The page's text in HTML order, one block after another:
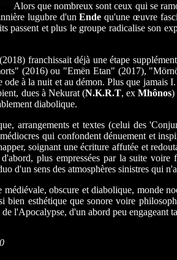
Alors que nombreux sont ceux qui se
lugubre d'unEndequ'une œuvre
passent et plus le groupe radicalise son
franchissait déjà une étape
(2016) ou "Emën Etan" (2017),
ode à la nuit et au démon. Plus que
dues à Nekurat (N.K.R.T, exMhônos)
diabolique.
arrangements et textes (celui des
qui confondent dénuement et
soignant une écriture affutée et
plus empressées par la suite
d'un sens des atmosphères sinistres qui
médiévale, obscure et diabolique, monde
bien esthétique que sonore voire
l'Apocalypse, d'un abord peu engageant